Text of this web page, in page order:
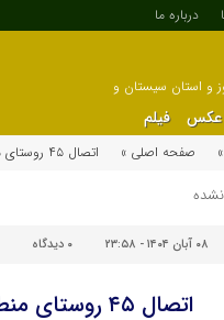
درباره ما
و استان سیستان و
عکس فیلم
صفحه اصلی » اتصال ۴۵ روستای منطقه سیستان به شبکه گاز
۰۸ آبان ۱۴۰۴ - ۲۳:۵۸ ۰ دیدگاه
اتصال ۴۵ روستای منطقه سیستان به شبکه گاز